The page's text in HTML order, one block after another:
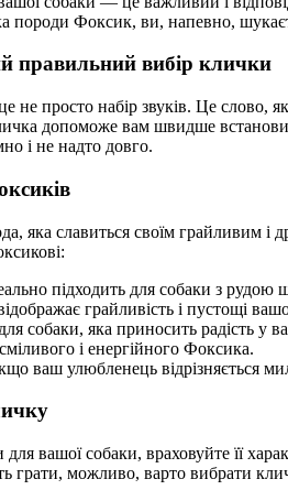
породи Фоксик, ви, напевно,
правильний вибір клички
не просто набір звуків. Це слово,
допоможе вам швидше
і не надто довго.
яка славиться своїм грайливим і
підходить для собаки з рудою
грайливість і пустощі
собаки, яка приносить радість у
і енергійного Фоксика.
ваш улюбленець відрізняється
вашої собаки, враховуйте її
можливо, варто вибрати